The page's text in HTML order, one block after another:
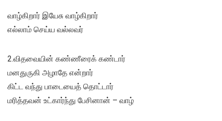
வாழ்கிறார் இயேசு வாழ்கிறார்
எல்லாம் செய்ய வல்லவர்
2.விதவையின் கண்ணீரைக் கண்டார்
மனதுருகி அழாதே என்றார்
கிட்ட வந்து பாடையைத் தொட்டார்
மரித்தவன் உட்கார்ந்து பேசினான் – வாழ்